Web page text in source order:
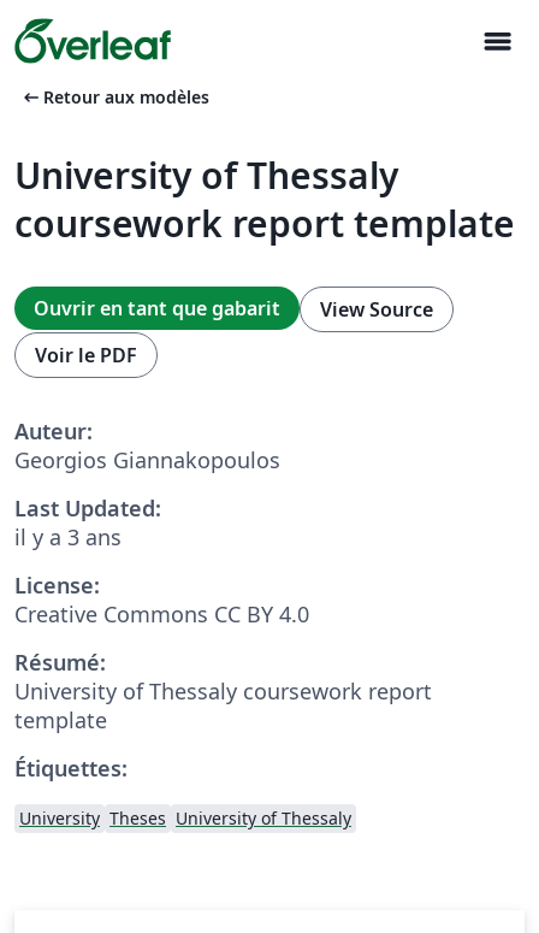
menu
arrow_left_alt Retour aux modèles
University of Thessaly
coursework report template
Ouvrir en tant que gabarit
View Source
Voir le PDF
Auteur:
Georgios Giannakopoulos
Last Updated:
il y a 3 ans
License:
Creative Commons CC BY 4.0
Résumé:
University of Thessaly coursework report
template
Étiquettes:
University Theses University of Thessaly